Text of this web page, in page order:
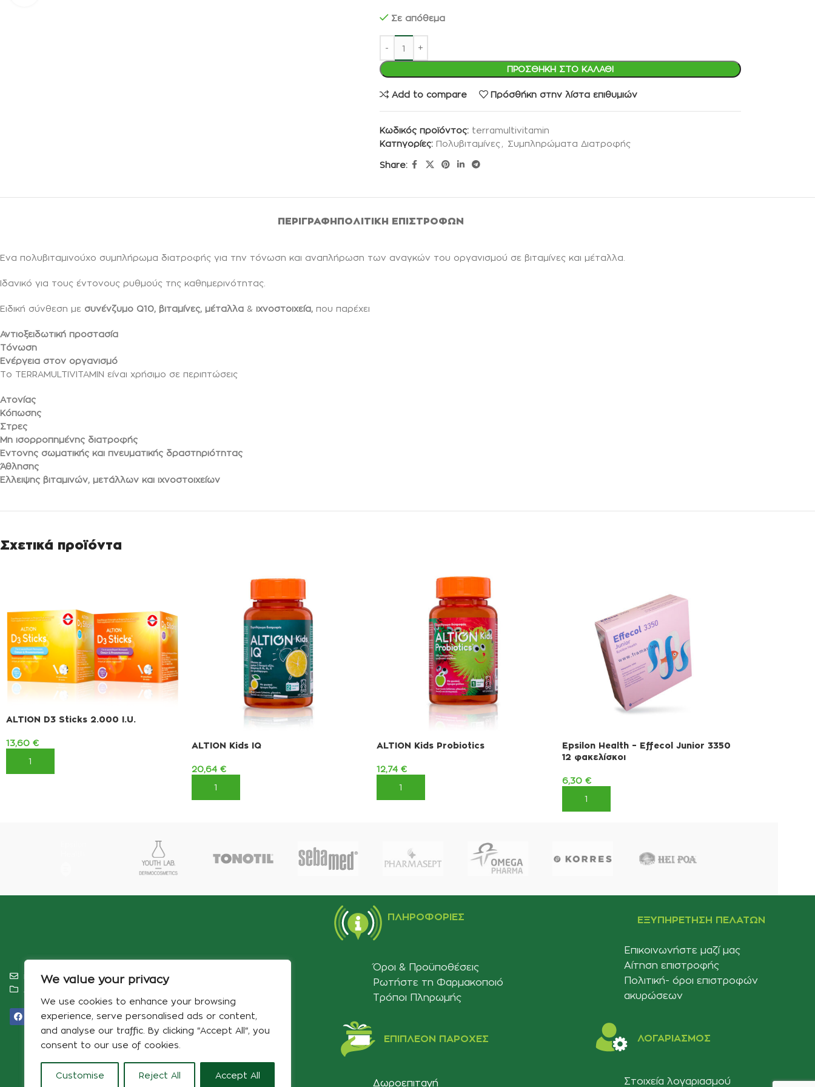
We value your privacy
We use cookies to enhance your browsing
experience, serve personalised ads or content,
and analyse our traffic. By clicking "Accept All", you
consent to our use of cookies.
Customise Reject All Accept All
Σε απόθεμα
ΠΡΟΣΘΉΚΗ ΣΤΟ ΚΑΛΆΘΙ
Add to compare Πρόσθήκη στην λίστα επιθυμιών
Κωδικός προϊόντος: terramultivitamin
Κατηγορίες: Πολυβιταμίνες , Συμπληρώματα Διατροφής
Share:
ΠΕΡΙΓΡΑΦΉΠΟΛΙΤΙΚΉ ΕΠΙΣΤΡΟΦΏΝ
Ένα πολυβιταμινούχο συμπλήρωμα διατροφής για την τόνωση και αναπλήρωση των αναγκών του οργανισμού σε βιταμίνες και μέταλλα.
Ιδανικό για τους έντονους ρυθμούς της καθημερινότητας.
Ειδική σύνθεση με συνένζυμο Q10, βιταμίνες, μέταλλα & ιχνοστοιχεία, που παρέχει
Αντιοξειδωτική προστασία
Τόνωση
Ενέργεια στον οργανισμό
Το TERRAMULTIVITAMIN είναι χρήσιμο σε περιπτώσεις
Ατονίας
Κόπωσης
Στρες
Μη ισορροπημένης διατροφής
Έντονης σωματικής και πνευματικής δραστηριότητας
Άθλησης
Έλλειψης βιταμινών, μετάλλων και ιχνοστοιχείων
Σχετικά προϊόντα
ALTION D3 Sticks 2.000 I.U.
13,60 €
ΠΡΟΣΘΉΚΗ ΣΤΟ ΚΑΛΆΘΙ
ALTION Kids IQ
20,64 €
ΠΡΟΣΘΉΚΗ ΣΤΟ ΚΑΛΆΘΙ
ALTION Kids Probiotics
12,74 €
ΠΡΟΣΘΉΚΗ ΣΤΟ ΚΑΛΆΘΙ
Epsilon Health – Effecol Junior 3350
12 φακελίσκοι
6,30 €
ΠΡΟΣΘΉΚΗ ΣΤΟ ΚΑΛΆΘΙ
info@pharmacynonakris.gr
ΠΛΗΡΟΦΟΡΊΕΣ
Όροι & Προϋποθέσεις
Ρωτήστε τη Φαρμακοποιό
Τρόποι Πληρωμής
ΕΠΙΠΛΈΟΝ ΠΑΡΟΧΈΣ
Δωροεπιταγή
ΕΞΥΠΗΡΈΤΗΣΗ ΠΕΛΑΤΏΝ
Επικοινωνήστε μαζί μας
Αίτηση επιστροφής
Πολιτική- όροι επιστροφών
ακυρώσεων
ΛΟΓΑΡΙΑΣΜΟΣ
Στοιχεία λογαριασμού